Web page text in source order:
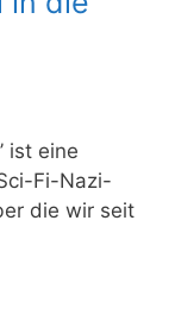
ist eine
Fi-Nazi-
die wir seit